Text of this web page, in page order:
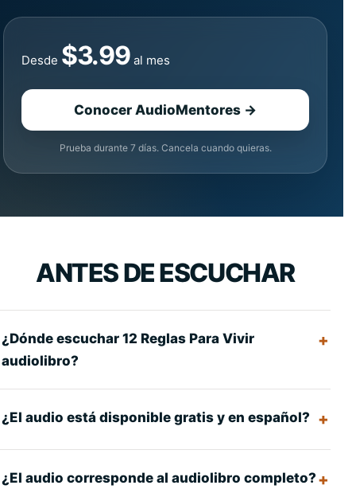
Desde $3.99al mes
Conocer AudioMentores →
Prueba durante 7 días. Cancela cuando quieras.
ANTES DE ESCUCHAR
¿Dónde escuchar 12 Reglas Para Vivir
audiolibro?
¿El audio está disponible gratis y en español?
¿El audio corresponde al audiolibro completo?